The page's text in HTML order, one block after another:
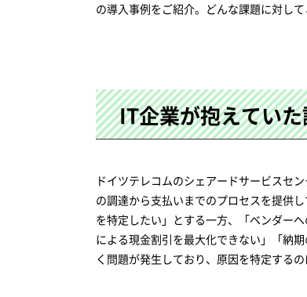
の導入事例をご紹介。どんな課題に対し
IT企業が抱えてい
ドイツテレコムのシェアードサービスセ
の調達から支払いまでのプロセスを提供
を特定したい」とする一方、「ベンダー
による現金割引を最大化できない」「納
く問題が発生しており、原因を特定するの